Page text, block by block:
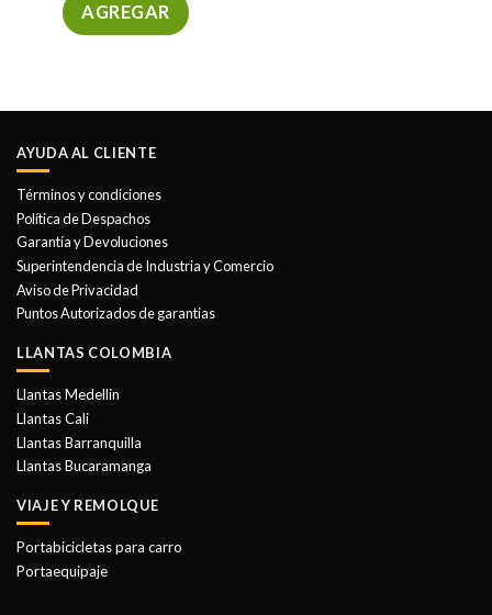
AGREGAR
múltiples
Las
pueden
elegir
en
la
página
de
AYUDA AL CLIENTE
Términos y condiciones
Política de Despachos
Garantía y Devoluciones
Superintendencia de Industria y Comercio
Aviso de Privacidad
Puntos Autorizados de garantias
LLANTAS COLOMBIA
Llantas Medellin
Llantas Cali
Llantas Barranquilla
Llantas Bucaramanga
VIAJE Y REMOLQUE
Portabicicletas para carro
Portaequipaje